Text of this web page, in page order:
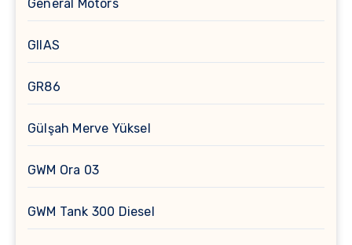
General Motors
GIIAS
GR86
Gülşah Merve Yüksel
GWM Ora 03
GWM Tank 300 Diesel